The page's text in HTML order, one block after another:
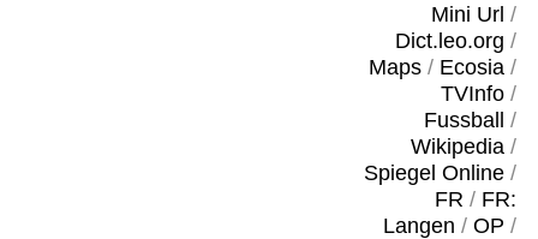
Mini Url /
Dict.leo.org /
Maps/ Ecosia/
TVInfo/
Fussball
/
Wikipedia/
Spiegel Online/
FR / FR:
Langen / OP /